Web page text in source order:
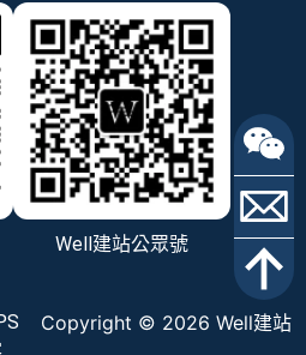
Well建站公眾號
Copyright © 2026 Well建站